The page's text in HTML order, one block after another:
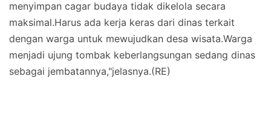
menyimpan cagar budaya tidak dikelola secara
maksimal.Harus ada kerja keras dari dinas terkait
dengan warga untuk mewujudkan desa wisata.Warga
menjadi ujung tombak keberlangsungan sedang dinas
sebagai jembatannya,"jelasnya.(RE)